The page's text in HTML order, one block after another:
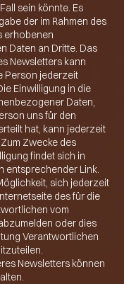
sein könnte. Es
der im Rahmen des
erhobenen
Daten an Dritte. Das
Newsletters kann
Person jederzeit
Einwilligung in die
Daten,
uns für den
hat, kann jederzeit
Zwecke des
findet sich in
entsprechender Link.
sich jederzeit
des für die
vom
oder dies
Verantwortlichen
Newsletters können